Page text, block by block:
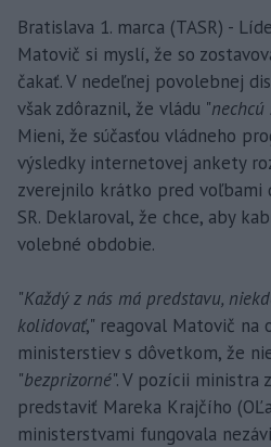
Bratislava 1. marca (TASR) -
Matovič si myslí, že so
čakať. V nedeľnej povolebnej
však zdôraznil, že vládu "
Mieni, že súčasťou vládneho
výsledky internetovej ankety
zverejnilo krátko pred voľbami
SR. Deklaroval, že chce, aby
volebné obdobie.
"Každý z nás má predstavu,
kolidovať," reagoval Matovič na
ministerstiev s dôvetkom, že
"bezprizorné". V pozícii ministra
predstaviť Mareka Krajčího
ministerstvami fungovala